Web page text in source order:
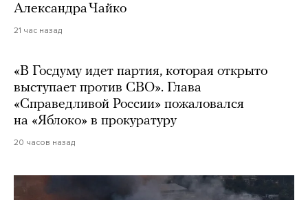
Александра Чайко
21 час назад
«В Госдуму идет партия, которая открыто
выступает против СВО». Глава
«Справедливой России» пожаловался
на «Яблоко» в прокуратуру
20 часов назад